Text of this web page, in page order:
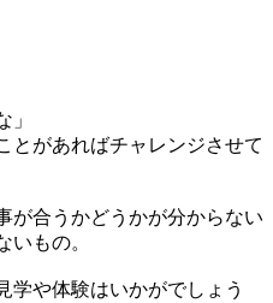
」
とがあればチャレンジさせて
が合うかどうかが分からない
いもの。
学や体験はいかがでしょう